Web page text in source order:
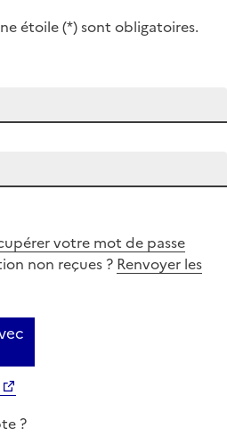
étoile (*) sont obligatoires.
votre mot de passe
non reçues ? Renvoyer les
?